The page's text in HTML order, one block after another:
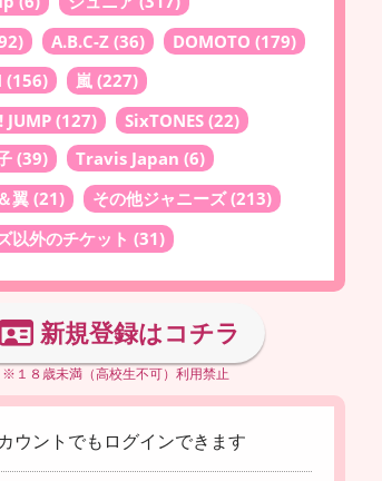
A.B.C-Z (36) DOMOTO (179)
(156) 嵐 (227)
JUMP (127) SixTONES (22)
(39) Travis Japan (6)
翼 (21) その他ジャニーズ(213)
以外のチケット (31)
新規登録はコチラ
※１８歳未満（高校生不可）利用禁止
ウントでもログインできます